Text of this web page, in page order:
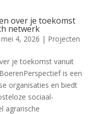
over je toekomst
netwerk
mei 4, 2026 | Projecten
je toekomst vanuit
is een
organisaties en biedt
sociaal-
agrarische